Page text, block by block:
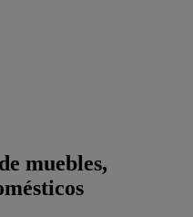
muebles,